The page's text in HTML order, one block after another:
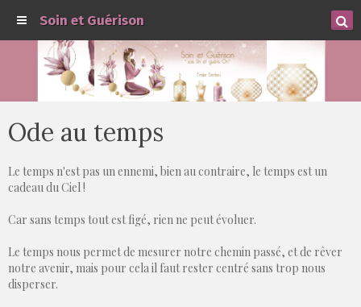
Soin et Guérison
Ode au temps
Le temps n'est pas un ennemi, bien au contraire, le temps est un
cadeau du Ciel !
Car sans temps tout est figé, rien ne peut évoluer.
Le temps nous permet de mesurer notre chemin passé, et de rêver
notre avenir, mais pour cela il faut rester centré sans trop nous
disperser.